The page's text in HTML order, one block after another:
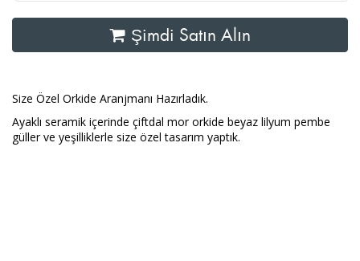
Şimdi Satın Alın
Size Özel Orkide Aranjmanı Hazırladık.
Ayaklı seramik içerinde çiftdal mor orkide beyaz lilyum pembe
güller ve yeşilliklerle size özel tasarım yaptık.